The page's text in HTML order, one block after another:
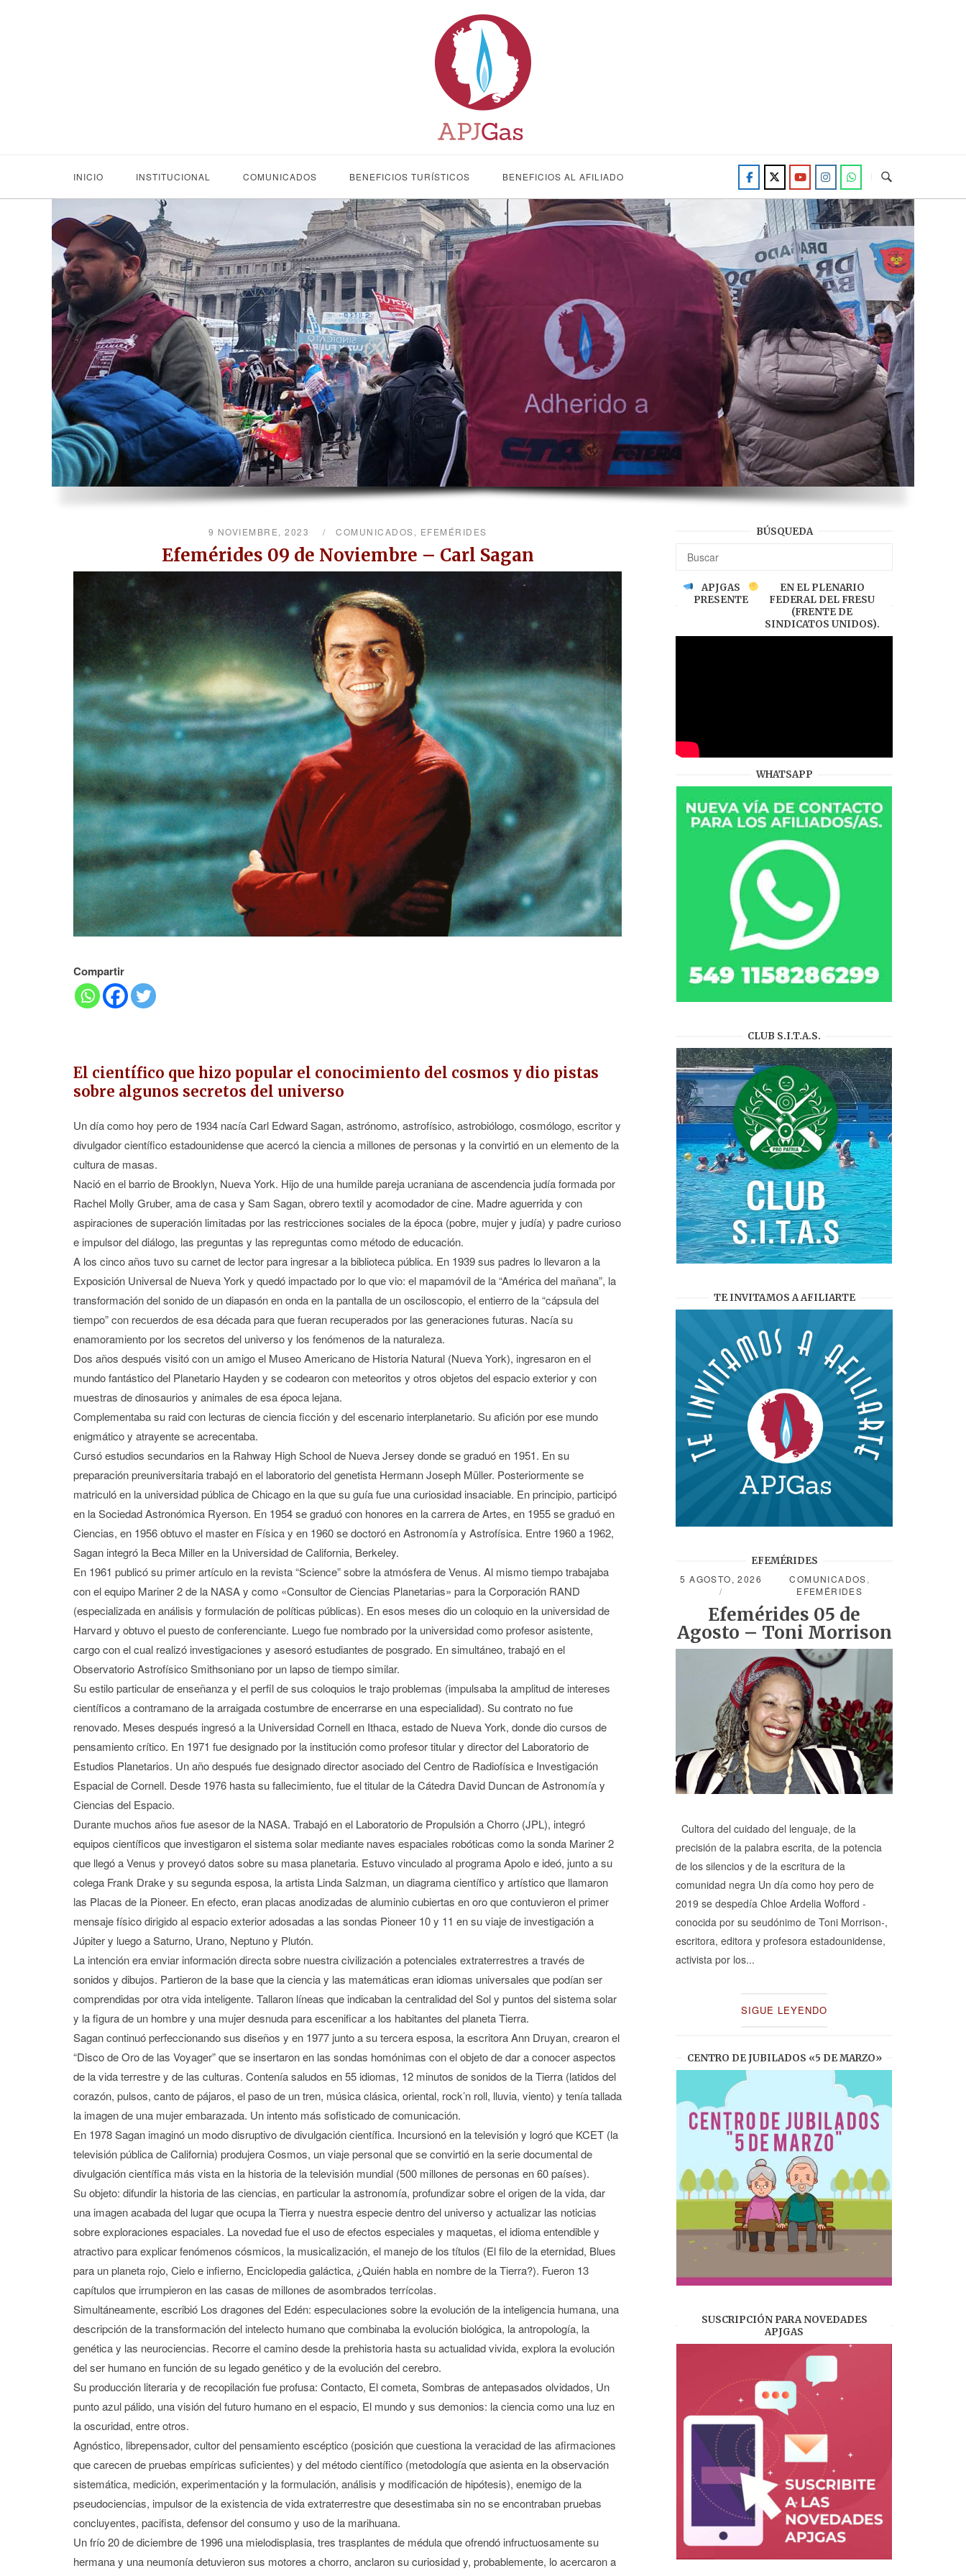
INICIO INSTITUCIONAL COMUNICADOS BENEFICIOS TURÍSTICOS BENEFICIOS AL AFILIADO
9 NOVIEMBRE, 2023 COMUNICADOS, EFEMÉRIDES
Efemérides 09 de Noviembre – Carl Sagan
Compartir
El científico que hizo popular el conocimiento del cosmos y dio pistas
sobre algunos secretos del universo
Un día como hoy pero de 1934 nacía Carl Edward Sagan, astrónomo, astrofísico, astrobiólogo, cosmólogo, escritor y
divulgador científico estadounidense que acercó la ciencia a millones de personas y la convirtió en un elemento de la
cultura de masas.
Nació en el barrio de Brooklyn, Nueva York. Hijo de una humilde pareja ucraniana de ascendencia judía formada por
Rachel Molly Gruber, ama de casa y Sam Sagan, obrero textil y acomodador de cine. Madre aguerrida y con
aspiraciones de superación limitadas por las restricciones sociales de la época (pobre, mujer y judía) y padre curioso
e impulsor del diálogo, las preguntas y las repreguntas como método de educación.
A los cinco años tuvo su carnet de lector para ingresar a la biblioteca pública. En 1939 sus padres lo llevaron a la
Exposición Universal de Nueva York y quedó impactado por lo que vio: el mapamóvil de la “América del mañana”, la
transformación del sonido de un diapasón en onda en la pantalla de un osciloscopio, el entierro de la “cápsula del
tiempo” con recuerdos de esa década para que fueran recuperados por las generaciones futuras. Nacía su
enamoramiento por los secretos del universo y los fenómenos de la naturaleza.
Dos años después visitó con un amigo el Museo Americano de Historia Natural (Nueva York), ingresaron en el
mundo fantástico del Planetario Hayden y se codearon con meteoritos y otros objetos del espacio exterior y con
muestras de dinosaurios y animales de esa época lejana.
Complementaba su raid con lecturas de ciencia ficción y del escenario interplanetario. Su afición por ese mundo
enigmático y atrayente se acrecentaba.
Cursó estudios secundarios en la Rahway High School de Nueva Jersey donde se graduó en 1951. En su
preparación preuniversitaria trabajó en el laboratorio del genetista Hermann Joseph Müller. Posteriormente se
matriculó en la universidad pública de Chicago en la que su guía fue una curiosidad insaciable. En principio, participó
en la Sociedad Astronómica Ryerson. En 1954 se graduó con honores en la carrera de Artes, en 1955 se graduó en
Ciencias, en 1956 obtuvo el master en Física y en 1960 se doctoró en Astronomía y Astrofísica. Entre 1960 a 1962,
Sagan integró la Beca Miller en la Universidad de California, Berkeley.
En 1961 publicó su primer artículo en la revista “Science” sobre la atmósfera de Venus. Al mismo tiempo trabajaba
con el equipo Mariner 2 de la NASA y como «Consultor de Ciencias Planetarias» para la Corporación RAND
(especializada en análisis y formulación de políticas públicas). En esos meses dio un coloquio en la universidad de
Harvard y obtuvo el puesto de conferenciante. Luego fue nombrado por la universidad como profesor asistente,
cargo con el cual realizó investigaciones y asesoró estudiantes de posgrado. En simultáneo, trabajó en el
Observatorio Astrofísico Smithsoniano por un lapso de tiempo similar.
Su estilo particular de enseñanza y el perfil de sus coloquios le trajo problemas (impulsaba la amplitud de intereses
científicos a contramano de la arraigada costumbre de encerrarse en una especialidad). Su contrato no fue
renovado. Meses después ingresó a la Universidad Cornell en Ithaca, estado de Nueva York, donde dio cursos de
pensamiento crítico. En 1971 fue designado por la institución como profesor titular y director del Laboratorio de
Estudios Planetarios. Un año después fue designado director asociado del Centro de Radiofísica e Investigación
Espacial de Cornell. Desde 1976 hasta su fallecimiento, fue el titular de la Cátedra David Duncan de Astronomía y
Ciencias del Espacio.
Durante muchos años fue asesor de la NASA. Trabajó en el Laboratorio de Propulsión a Chorro (JPL), integró
equipos científicos que investigaron el sistema solar mediante naves espaciales robóticas como la sonda Mariner 2
que llegó a Venus y proveyó datos sobre su masa planetaria. Estuvo vinculado al programa Apolo e ideó, junto a su
colega Frank Drake y su segunda esposa, la artista Linda Salzman, un diagrama científico y artístico que llamaron
las Placas de la Pioneer. En efecto, eran placas anodizadas de aluminio cubiertas en oro que contuvieron el primer
mensaje físico dirigido al espacio exterior adosadas a las sondas Pioneer 10 y 11 en su viaje de investigación a
Júpiter y luego a Saturno, Urano, Neptuno y Plutón.
La intención era enviar información directa sobre nuestra civilización a potenciales extraterrestres a través de
sonidos y dibujos. Partieron de la base que la ciencia y las matemáticas eran idiomas universales que podían ser
comprendidas por otra vida inteligente. Tallaron líneas que indicaban la centralidad del Sol y puntos del sistema solar
y la figura de un hombre y una mujer desnuda para escenificar a los habitantes del planeta Tierra.
Sagan continuó perfeccionando sus diseños y en 1977 junto a su tercera esposa, la escritora Ann Druyan, crearon el
“Disco de Oro de las Voyager” que se insertaron en las sondas homónimas con el objeto de dar a conocer aspectos
de la vida terrestre y de las culturas. Contenía saludos en 55 idiomas, 12 minutos de sonidos de la Tierra (latidos del
corazón, pulsos, canto de pájaros, el paso de un tren, música clásica, oriental, rock’n roll, lluvia, viento) y tenía tallada
la imagen de una mujer embarazada. Un intento más sofisticado de comunicación.
En 1978 Sagan imaginó un modo disruptivo de divulgación científica. Incursionó en la televisión y logró que KCET (la
televisión pública de California) produjera Cosmos, un viaje personal que se convirtió en la serie documental de
divulgación científica más vista en la historia de la televisión mundial (500 millones de personas en 60 países).
Su objeto: difundir la historia de las ciencias, en particular la astronomía, profundizar sobre el origen de la vida, dar
una imagen acabada del lugar que ocupa la Tierra y nuestra especie dentro del universo y actualizar las noticias
sobre exploraciones espaciales. La novedad fue el uso de efectos especiales y maquetas, el idioma entendible y
atractivo para explicar fenómenos cósmicos, la musicalización, el manejo de los títulos (El filo de la eternidad, Blues
para un planeta rojo, Cielo e infierno, Enciclopedia galáctica, ¿Quién habla en nombre de la Tierra?). Fueron 13
capítulos que irrumpieron en las casas de millones de asombrados terrícolas.
Simultáneamente, escribió Los dragones del Edén: especulaciones sobre la evolución de la inteligencia humana, una
descripción de la transformación del intelecto humano que combinaba la evolución biológica, la antropología, la
genética y las neurociencias. Recorre el camino desde la prehistoria hasta su actualidad vivida, explora la evolución
del ser humano en función de su legado genético y de la evolución del cerebro.
Su producción literaria y de recopilación fue profusa: Contacto, El cometa, Sombras de antepasados olvidados, Un
punto azul pálido, una visión del futuro humano en el espacio, El mundo y sus demonios: la ciencia como una luz en
la oscuridad, entre otros.
Agnóstico, librepensador, cultor del pensamiento escéptico (posición que cuestiona la veracidad de las afirmaciones
que carecen de pruebas empíricas suficientes) y del método científico (metodología que asienta en la observación
sistemática, medición, experimentación y la formulación, análisis y modificación de hipótesis), enemigo de la
pseudociencias, impulsor de la existencia de vida extraterrestre que desestimaba sin no se encontraban pruebas
concluyentes, pacifista, defensor del consumo y uso de la marihuana.
Un frío 20 de diciembre de 1996 una mielodisplasia, tres trasplantes de médula que ofrendó infructuosamente su
hermana y una neumonía detuvieron sus motores a chorro, anclaron su curiosidad y, probablemente, lo acercaron a
BÚSQUEDA
APJGAS
PRESENTE
EN EL PLENARIO
FEDERAL DEL FRESU
(FRENTE DE
SINDICATOS UNIDOS).
WHATSAPP
CLUB S.I.T.A.S.
TE INVITAMOS A AFILIARTE
EFEMÉRIDES
5 AGOSTO, 2026
COMUNICADOS,
EFEMÉRIDES
Efemérides 05 de
Agosto – Toni Morrison
Cultora del cuidado del lenguaje, de la
precisión de la palabra escrita, de la potencia
de los silencios y de la escritura de la
comunidad negra Un día como hoy pero de
2019 se despedía Chloe Ardelia Wofford -
conocida por su seudónimo de Toni Morrison-,
escritora, editora y profesora estadounidense,
activista por los...
SIGUE LEYENDO
CENTRO DE JUBILADOS «5 DE MARZO»
SUSCRIPCIÓN PARA NOVEDADES
APJGAS